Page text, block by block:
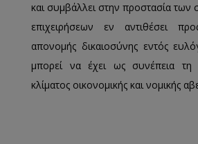
και συμβάλλει στην προστασία
επιχειρήσεων εν αντιθέσει
απονομής δικαιοσύνης εντός
μπορεί να έχει ως συνέπεια τη
κλίματος οικονομικής και νομικής